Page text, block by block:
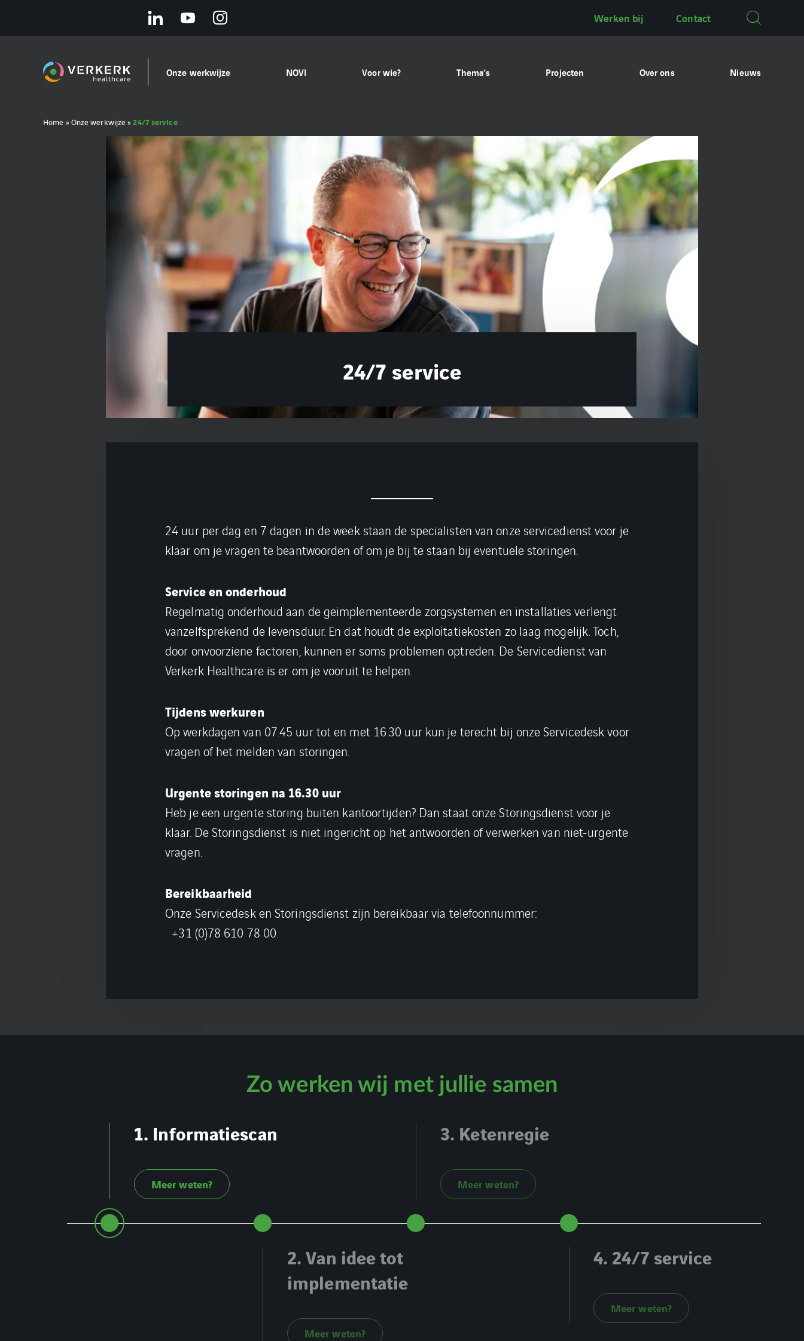
Werken bij Contact
Onze werkwijze NOVI Voor wie? Thema’s Projecten Over ons Nieuws
Home »Onze werkwijze »24/7 service
24/7 service
24 uur per dag en 7 dagen in de week staan de specialisten van onze servicedienst voor je
klaar om je vragen te beantwoorden of om je bij te staan bij eventuele storingen.
Service en onderhoud
Regelmatig onderhoud aan de geïmplementeerde zorgsystemen en installaties verlengt
vanzelfsprekend de levensduur. En dat houdt de exploitatiekosten zo laag mogelijk. Toch,
door onvoorziene factoren, kunnen er soms problemen optreden. De Servicedienst van
Verkerk Healthcare is er om je vooruit te helpen.
Tijdens werkuren
Op werkdagen van 07.45 uur tot en met 16.30 uur kun je terecht bij onze Servicedesk voor
vragen of het melden van storingen.
Urgente storingen na 16.30 uur
Heb je een urgente storing buiten kantoortijden? Dan staat onze Storingsdienst voor je
klaar. De Storingsdienst is niet ingericht op het antwoorden of verwerken van niet-urgente
vragen.
Bereikbaarheid
Onze Servicedesk en Storingsdienst zijn bereikbaar via telefoonnummer:
+31 (0)78 610 78 00.
Zo werken wij met jullie samen
1. Informatiescan
Meer weten?
2. Van idee tot
implementatie
Meer weten?
3. Ketenregie
Meer weten?
4. 24/7 service
Meer weten?